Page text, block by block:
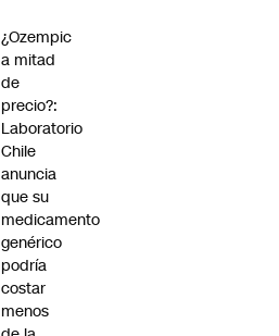
¿Ozempic
a mitad
de
precio?:
Laboratorio
Chile
anuncia
que su
medicamento
genérico
podría
costar
menos